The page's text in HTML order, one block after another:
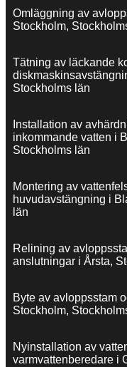
Omläggning av
Stockholm,
Tätning av läckande
Stockholms län
Installation av
inkommande vatten i
Stockholms län
Montering av
huvudavstängning i
län
Relining av
anslutningar i Årsta,
Byte av avloppsstam
Stockholm,
Nyinstallation av
varmvattenberedare i